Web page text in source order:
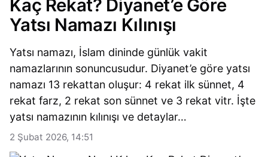
Kaç Rekat? Diyanet’e Göre
Yatsı Namazı Kılınışı
Yatsı namazı, İslam dininde günlük vakit
namazlarının sonuncusudur. Diyanet’e göre yatsı
namazı 13 rekattan oluşur: 4 rekat ilk sünnet, 4
rekat farz, 2 rekat son sünnet ve 3 rekat vitr. İşte
yatsı namazının kılınışı ve detaylar…
2 Şubat 2026, 14:51